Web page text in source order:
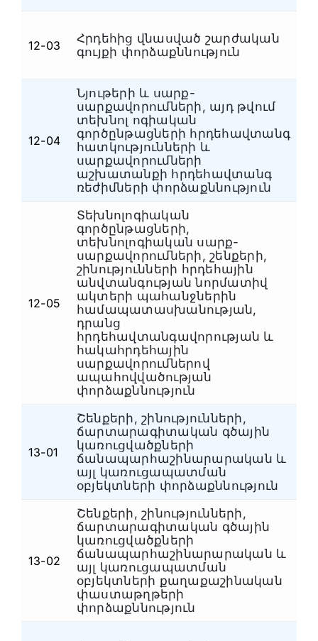
12-03
Հրդեհից վնասված շարժական
գույքի փորձաքննություն
12-04
Նյութերի և սարք-
սարքավորումների, այդ թվում
տեխնոլ ոգիական
գործընթացների հրդեհավտանգ
հատկությունների և
սարքավորումների
աշխատանքի հրդեհավտանգ
ռեժիմների փորձաքննություն
12-05
Տեխնոլոգիական
գործընթացների,
տեխնոլոգիական սարք-
սարքավորումների, շենքերի,
շինությունների հրդեհային
անվտանգության նորմատիվ
ակտերի պահանջներին
համապատասխանության,
դրանց
հրդեհավտանգավորության և
հակահրդեհային
սարքավորումներով
ապահովվածության
փորձաքննություն
13-01
Շենքերի, շինությունների,
ճարտարագիտական գծային
կառուցվածքների
ճանապարհաշինարարական և
այլ կառուցապատման
օբյեկտների փորձաքննություն
13-02
Շենքերի, շինությունների,
ճարտարագիտական գծային
կառուցվածքների
ճանապարհաշինարարական և
այլ կառուցապատման
օբյեկտների քաղաքաշինական
փաստաթղթերի
փորձաքննություն